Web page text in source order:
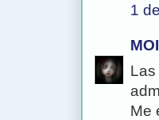
1
Me